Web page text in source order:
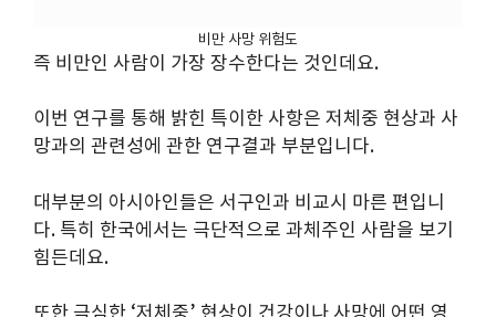
비만 사망 위험도
즉 비만인 사람이 가장 장수한다는 것인데요.
이번 연구를 통해 밝힌 특이한 사항은 저체중 현상과 사
망과의 관련성에 관한 연구결과 부분입니다.
대부분의 아시아인들은 서구인과 비교시 마른 편입니
다. 특히 한국에서는 극단적으로 과체주인 사람을 보기
힘든데요.